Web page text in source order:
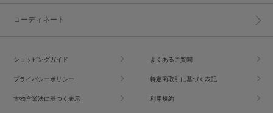
コーディネート
ショッピングガイド よくあるご質問
プライバシーポリシー 特定商取引に基づく表記
古物営業法に基づく表示 利用規約